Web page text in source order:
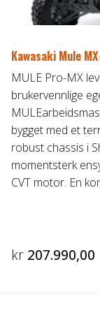
Kawasaki Mule
MULE Pro-MX
brukervennlige
bygget med et
robust chassis i
momentsterk
CVT motor. En
kr 207.990,00